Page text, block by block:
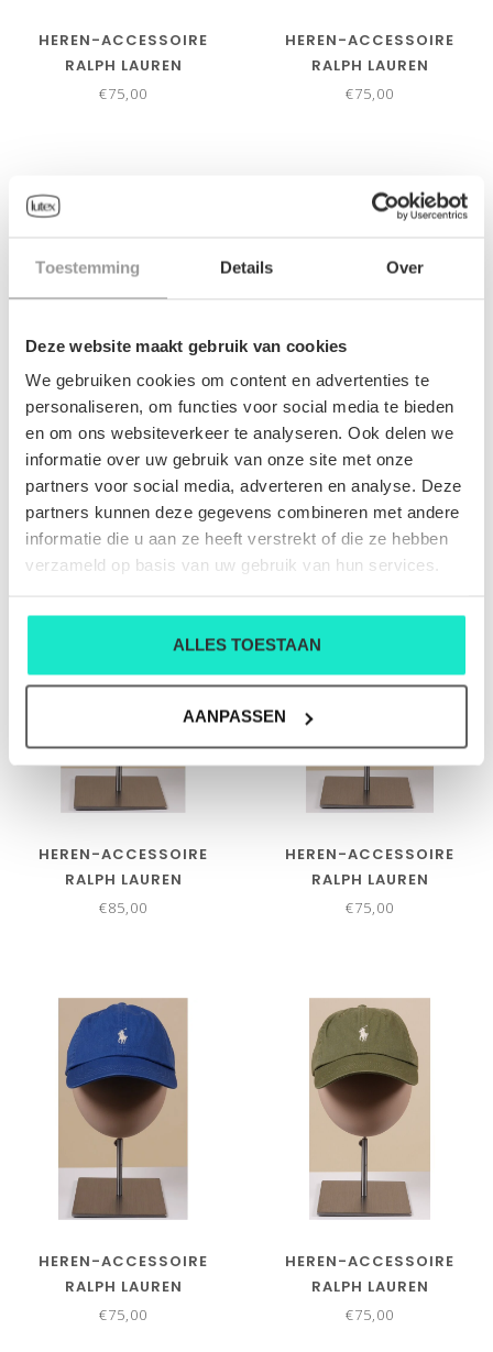
Toestemming Details Over
Deze website maakt gebruik van cookies
We gebruiken cookies om content en advertenties te
personaliseren, om functies voor social media te bieden
en om ons websiteverkeer te analyseren. Ook delen we
informatie over uw gebruik van onze site met onze
partners voor social media, adverteren en analyse. Deze
partners kunnen deze gegevens combineren met andere
informatie die u aan ze heeft verstrekt of die ze hebben
verzameld op basis van uw gebruik van hun services.
ALLES TOESTAAN
AANPASSEN
HEREN-ACCESSOIRE
RALPH LAUREN
€75,00
HEREN-ACCESSOIRE
RALPH LAUREN
€75,00
RALPH LAUREN
HEREN-ACCESSOIRE
RALPH LAUREN
€75,00
HEREN-ACCESSOIRE
RALPH LAUREN
€85,00
HEREN-ACCESSOIRE
RALPH LAUREN
€75,00
HEREN-ACCESSOIRE
RALPH LAUREN
€75,00
HEREN-ACCESSOIRE
RALPH LAUREN
€75,00